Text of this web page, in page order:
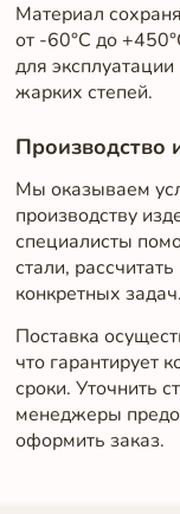
Материал
от -60°C до
для
жарких степей.
Производство
Мы оказываем
производству
специалисты
стали,
конкретных задач.
Поставка
что гарантирует
сроки. Уточнить
менеджеры
оформить заказ.